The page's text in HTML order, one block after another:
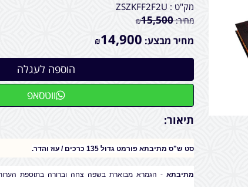
מק"ט : ZSZKFF2F2U
מחיר: ₪15,500
מחיר מבצע: ₪14,900
ווטסאפ
תיאור:
סט ש"ס מתיבתא פורמט גדול 135 כרכים / עוז והדר.
מתיבתא- הגמרא מבוארת בשפה צחה וברורה בתוספת הערות